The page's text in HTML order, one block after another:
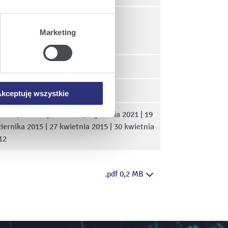
plików cookie z
umieszczać w Państwa
ta nie dotyczy jednak
Marketing
wszystkie
| 28 listopada 2022 | 1 grudnia 2021 | 19
2015 | 27 kwietnia 2015 | 30 kwietnia
.pdf 0,2 MB